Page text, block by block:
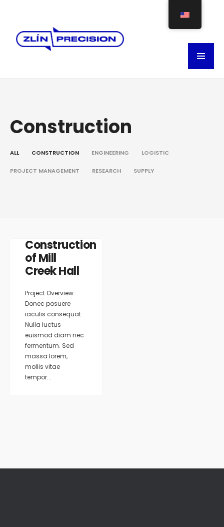
Construction
ALL CONSTRUCTION ENGINEERING LOGISTIC
PROJECT MANAGEMENT RESEARCH SUPPLY
Construction
of Mill
Creek Hall
Project Overview
Donec posuere
iaculis consequat.
Nulla luctus
euismod diam nec
fermentum. Sed
massa lorem,
mollis vitae
tempor...